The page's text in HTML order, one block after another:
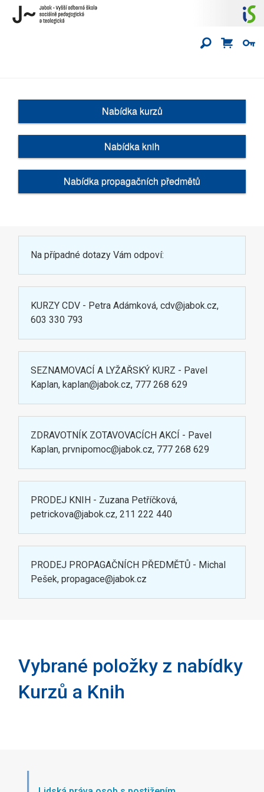
Nabídka kurzů
Nabídka knih
Nabídka propagačních předmětů
Na případné dotazy Vám odpoví:
KURZY CDV - Petra Adámková, cdv@jabok.cz,
603 330 793
SEZNAMOVACÍ A LYŽAŘSKÝ KURZ - Pavel
Kaplan, kaplan@jabok.cz, 777 268 629
ZDRAVOTNÍK ZOTAVOVACÍCH AKCÍ - Pavel
Kaplan, prvnipomoc@jabok.cz, 777 268 629
PRODEJ KNIH - Zuzana Petříčková,
petrickova@jabok.cz, 211 222 440
PRODEJ PROPAGAČNÍCH PŘEDMĚTŮ - Michal
Pešek, propagace@jabok.cz
Vybrané položky z nabídky
Kurzů a Knih